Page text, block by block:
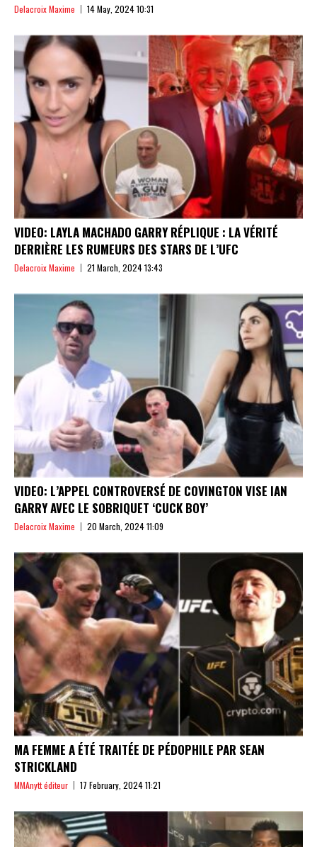
Delacroix Maxime 14 May, 2024 10:31
VIDEO: LAYLA MACHADO GARRY RÉPLIQUE : LA VÉRITÉ
DERRIÈRE LES RUMEURS DES STARS DE L’UFC
Delacroix Maxime 21 March, 2024 13:43
VIDEO: L’APPEL CONTROVERSÉ DE COVINGTON VISE IAN
GARRY AVEC LE SOBRIQUET ‘CUCK BOY’
Delacroix Maxime 20 March, 2024 11:09
MA FEMME A ÉTÉ TRAITÉE DE PÉDOPHILE PAR SEAN
STRICKLAND
MMAnytt éditeur 17 February, 2024 11:21